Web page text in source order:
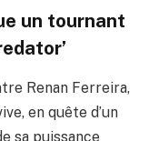
un tournant
Renan Ferreira,
en quête d’un
sa puissance